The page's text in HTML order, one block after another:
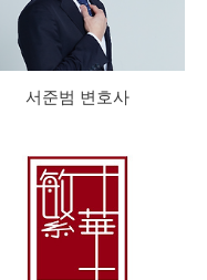
서준범 변호사